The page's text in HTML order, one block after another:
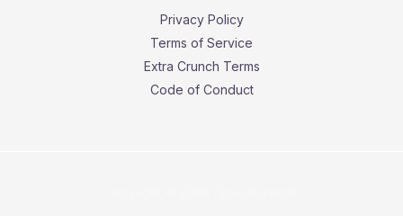
Privacy Policy
Terms of Service
Extra Crunch Terms
Code of Conduct